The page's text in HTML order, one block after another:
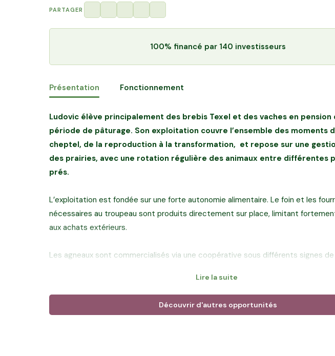
PARTAGER
100% financé par 140 investisseurs
Présentation Fonctionnement
Ludovic élève principalement des brebis Texel et des vaches en pension
période de pâturage. Son exploitation couvre l’ensemble des moments
cheptel, de la reproduction à la transformation, et repose sur une
des prairies, avec une rotation régulière des animaux entre différentes
prés.
L’exploitation est fondée sur une forte autonomie alimentaire. Le foin et les
nécessaires au troupeau sont produits directement sur place, limitant
aux achats extérieurs.
Les agneaux sont commercialisés via une coopérative sous différents signes
pratiques d’élevage exigeantes et garantissent une distribution maîtrisée en
commerces locaux
Lire la suite
Découvrir d'autres opportunités